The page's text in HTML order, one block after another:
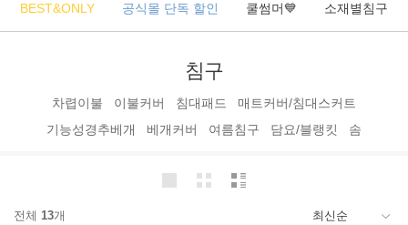
BEST&ONLY 공식몰 단독 할인 쿨썸머💙 소재별침구
침구
차렵이불 이불커버 침대패드
매트커버/침대스커트
기능성경추베개
베개커버 여름침구 담요/블랭킷 솜
전체 13개